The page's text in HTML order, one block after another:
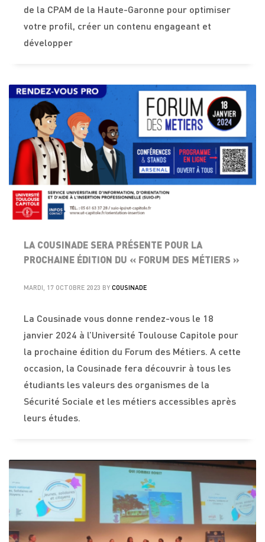
de la CPAM de la Haute-Garonne pour optimiser
votre profil, créer un contenu engageant et
développer
LA COUSINADE SERA PRÉSENTE POUR LA
PROCHAINE ÉDITION DU « FORUM DES MÉTIERS »
MARDI, 17 OCTOBRE 2023 BY COUSINADE
La Cousinade vous donne rendez-vous le 18
janvier 2024 à l’Université Toulouse Capitole pour
la prochaine édition du Forum des Métiers. A cette
occasion, la Cousinade fera découvrir à tous les
étudiants les valeurs des organismes de la
Sécurité Sociale et les métiers accessibles après
leurs études.